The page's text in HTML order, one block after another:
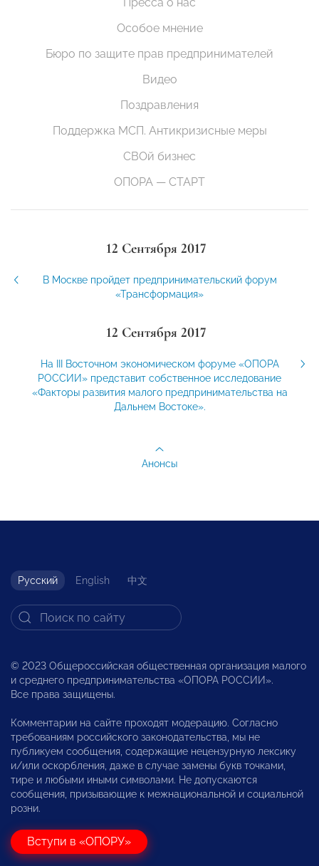
Особое мнение
Бюро по защите прав предпринимателей
Видео
Поздравления
Поддержка МСП. Антикризисные меры
СВОй бизнес
ОПОРА — СТАРТ
12 Сентября 2017
В Москве пройдет предпринимательский форум
«Трансформация»
12 Сентября 2017
На III Восточном экономическом форуме «ОПОРА
РОССИИ» представит собственное исследование
«Факторы развития малого предпринимательства на
Дальнем Востоке».
Анонсы
Русский English 中文
© 2023 Общероссийская общественная организация малого
и среднего предпринимательства «ОПОРА РОССИИ».
Все права защищены.
Комментарии на сайте проходят модерацию. Согласно
требованиям российского законодательства, мы не
публикуем сообщения, содержащие нецензурную лексику
и/или оскорбления, даже в случае замены букв точками,
тире и любыми иными символами. Не допускаются
сообщения, призывающие к межнациональной и социальной
розни.
Вступи в «ОПОРУ»